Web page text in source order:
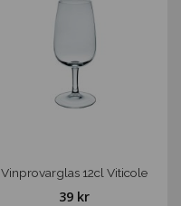
Vinprovarglas 12cl Viticole
39 kr